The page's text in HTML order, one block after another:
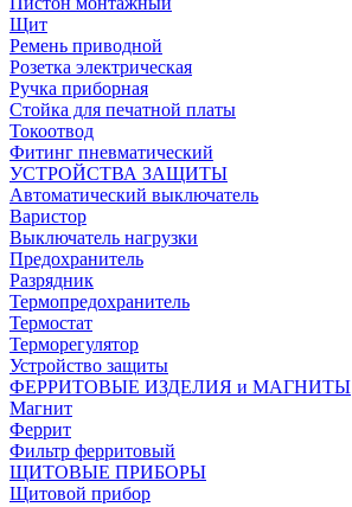
Щит
Ремень приводной
Розетка электрическая
Ручка приборная
Стойка для печатной платы
Токоотвод
Фитинг пневматический
УСТРОЙСТВА ЗАЩИТЫ
Автоматический выключатель
Варистор
Выключатель нагрузки
Предохранитель
Разрядник
Термопредохранитель
Термостат
Терморегулятор
Устройство защиты
ФЕРРИТОВЫЕ ИЗДЕЛИЯ и МАГНИТЫ
Магнит
Феррит
Фильтр ферритовый
ЩИТОВЫЕ ПРИБОРЫ
Щитовой прибор